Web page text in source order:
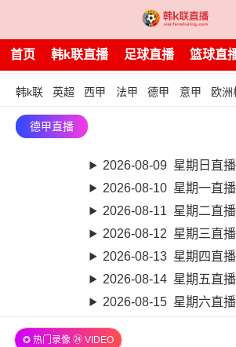
首页 韩k联直播 足球直播 篮球直
韩k联 英超 西甲 法甲 德甲 意甲 欧洲
德甲直播
2026-08-09 星期日直
2026-08-10 星期一直
2026-08-11 星期二直
2026-08-12 星期三直
2026-08-13 星期四直
2026-08-14 星期五直
2026-08-15 星期六直
✪ 热门录像 ㉔ VIDEO